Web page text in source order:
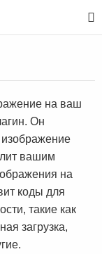
на ваш
Он
изображение
вашим
на
коды для
такие как
загрузка,